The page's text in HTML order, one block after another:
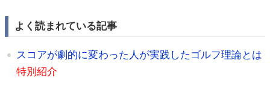
よく読まれている記事
スコアが劇的に変わった人が実践したゴルフ理論とは
特別紹介